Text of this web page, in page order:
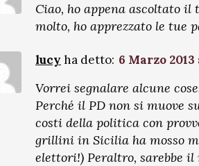
Ciao, ho appena ascoltato
molto, ho apprezzato le tue
lucy ha detto: 6 Marzo 2013
Vorrei segnalare alcune
Perché il PD non si muove
costi della politica con
grillini in Sicilia ha mosso
elettori!) Peraltro, sarebbe